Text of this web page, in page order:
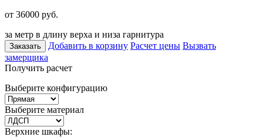
от 36000 руб.
за метр в длину верха и низа гарнитура
Заказать Добавить в корзину Расчет цены Вызвать
замерщика
Получить расчет
Выберите конфигурацию
Выберите материал
Верхние шкафы: